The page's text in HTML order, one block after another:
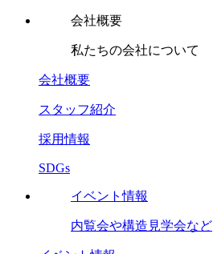
会社概要
私たちの会社について
会社概要
スタッフ紹介
採用情報
SDGs
イベント情報
内覧会や構造見学会など